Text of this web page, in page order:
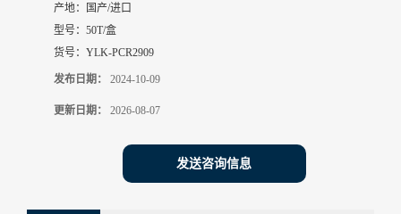
产地：
国产/进口
型号： 50T/盒
货号： YLK-PCR2909
发布日期： 2024-10-09
更新日期： 2026-08-07
发送咨询信息